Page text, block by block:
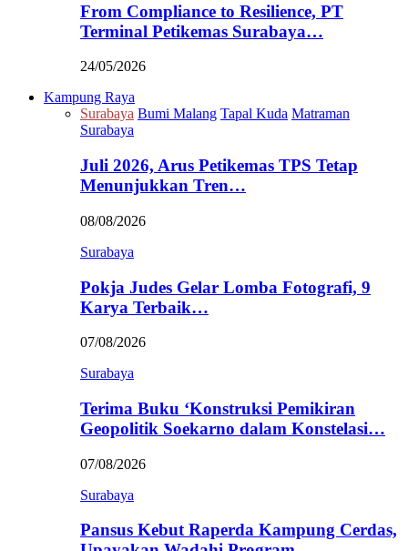
From Compliance to Resilience, PT
Terminal Petikemas Surabaya…
24/05/2026
Kampung Raya
Surabaya Bumi Malang Tapal Kuda Matraman
Surabaya
Juli 2026, Arus Petikemas TPS Tetap
Menunjukkan Tren…
08/08/2026
Surabaya
Pokja Judes Gelar Lomba Fotografi, 9
Karya Terbaik…
07/08/2026
Surabaya
Terima Buku ‘Konstruksi Pemikiran
Geopolitik Soekarno dalam Konstelasi…
07/08/2026
Surabaya
Pansus Kebut Raperda Kampung Cerdas,